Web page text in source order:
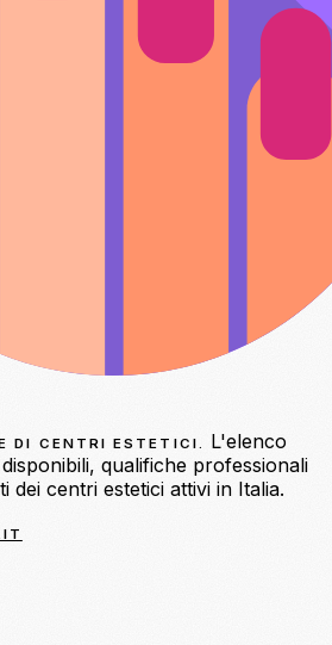
DI CENTRI ESTETICI.
L'elenco
qualifiche professionali
dei centri estetici attivi in Italia.